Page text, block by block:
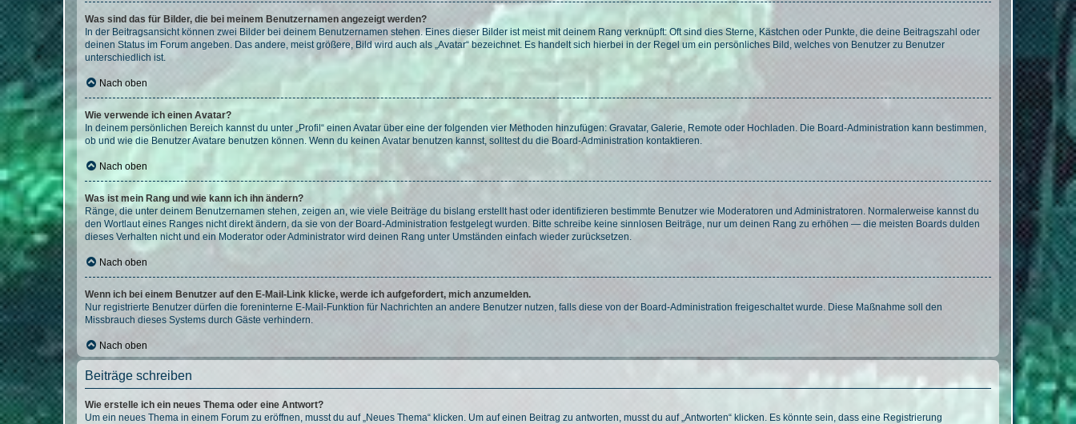
Was sind das für Bilder, die bei meinem Benutzernamen angezeigt werden?
In der Beitragsansicht können zwei Bilder bei deinem Benutzernamen stehen. Eines dieser Bilder ist meist mit deinem Rang verknüpft: Oft sind dies Sterne, Kästchen oder Punkte, die deine Beitragszahl oder
deinen Status im Forum angeben. Das andere, meist größere, Bild wird auch als „Avatar“ bezeichnet. Es handelt sich hierbei in der Regel um ein persönliches Bild, welches von Benutzer zu Benutzer
unterschiedlich ist.
Nach oben
Wie verwende ich einen Avatar?
In deinem persönlichen Bereich kannst du unter „Profil“ einen Avatar über eine der folgenden vier Methoden hinzufügen: Gravatar, Galerie, Remote oder Hochladen. Die Board-Administration kann bestimmen,
ob und wie die Benutzer Avatare benutzen können. Wenn du keinen Avatar benutzen kannst, solltest du die Board-Administration kontaktieren.
Nach oben
Was ist mein Rang und wie kann ich ihn ändern?
Ränge, die unter deinem Benutzernamen stehen, zeigen an, wie viele Beiträge du bislang erstellt hast oder identifizieren bestimmte Benutzer wie Moderatoren und Administratoren. Normalerweise kannst du
den Wortlaut eines Ranges nicht direkt ändern, da sie von der Board-Administration festgelegt wurden. Bitte schreibe keine sinnlosen Beiträge, nur um deinen Rang zu erhöhen — die meisten Boards dulden
dieses Verhalten nicht und ein Moderator oder Administrator wird deinen Rang unter Umständen einfach wieder zurücksetzen.
Nach oben
Wenn ich bei einem Benutzer auf den E-Mail-Link klicke, werde ich aufgefordert, mich anzumelden.
Nur registrierte Benutzer dürfen die foreninterne E-Mail-Funktion für Nachrichten an andere Benutzer nutzen, falls diese von der Board-Administration freigeschaltet wurde. Diese Maßnahme soll den
Missbrauch dieses Systems durch Gäste verhindern.
Nach oben
Beiträge schreiben
Wie erstelle ich ein neues Thema oder eine Antwort?
Um ein neues Thema in einem Forum zu eröffnen, musst du auf „Neues Thema“ klicken. Um auf einen Beitrag zu antworten, musst du auf „Antworten“ klicken. Es könnte sein, dass eine Registrierung